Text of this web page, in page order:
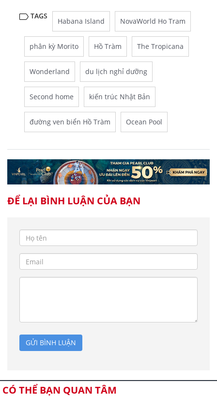
TAGS
Habana Island NovaWorld Ho Tram
phân kỳ Morito Hồ Tràm The Tropicana
Wonderland du lịch nghỉ dưỡng
Second home kiến trúc Nhật Bản
đường ven biển Hồ Tràm Ocean Pool
ĐỂ LẠI BÌNH LUẬN CỦA BẠN
GỬI BÌNH LUẬN
CÓ THỂ BẠN QUAN TÂM